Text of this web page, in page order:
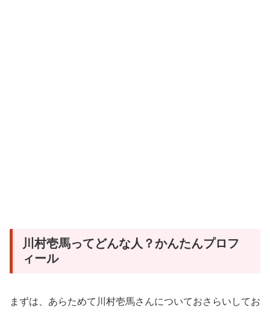
川村壱馬ってどんな人？かんたんプロフ
ィール
まずは、あらためて川村壱馬さんについておさらいしてお